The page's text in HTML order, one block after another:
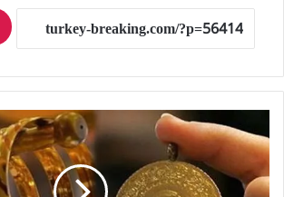
غرام
الذهب
في